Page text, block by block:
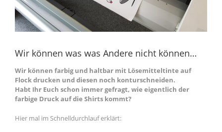
Wir können was was Andere nicht können…
Wir können farbig und haltbar mit Lösemitteltinte auf
Flock drucken und diesen noch konturschneiden.
Habt Ihr Euch schon immer gefragt, wie eigentlich der
farbige Druck auf die Shirts kommt?
Hier mal im Schnelldurchlauf erklärt: